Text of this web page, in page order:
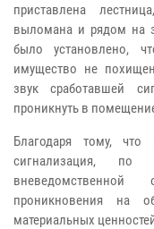
приставлена
выломана и рядом на
было установлено,
имущество не
звук сработавшей
проникнуть в
Благодаря тому,
сигнализация, по
проникновения на
материальных